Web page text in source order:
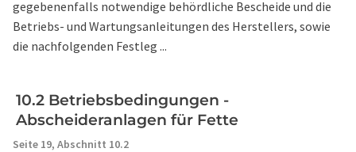
gegebenenfalls notwendige behördliche Bescheide und die
Betriebs- und Wartungsanleitungen des Herstellers, sowie
die nachfolgenden Festleg ...
10.2 Betriebsbedingungen -
Abscheideranlagen für Fette
Seite 19, Abschnitt 10.2